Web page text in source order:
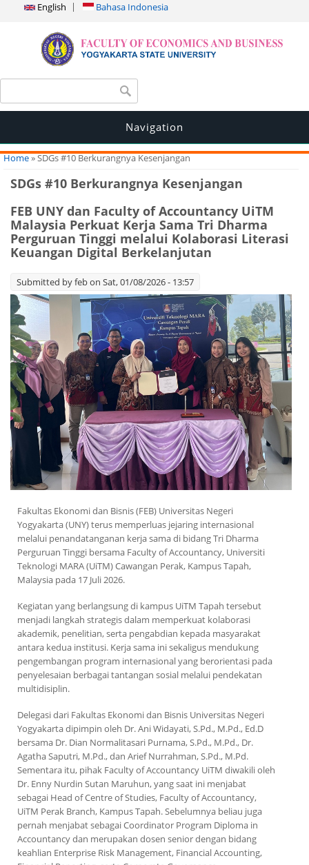
English Bahasa Indonesia
Search form
Navigation
You are here
Home» SDGs #10 Berkurangnya Kesenjangan
SDGs #10 Berkurangnya Kesenjangan
FEB UNY dan Faculty of Accountancy UiTM
Malaysia Perkuat Kerja Sama Tri Dharma
Perguruan Tinggi melalui Kolaborasi Literasi
Keuangan Digital Berkelanjutan
Submitted byfebon Sat, 01/08/2026 - 13:57
Fakultas Ekonomi dan Bisnis (FEB) Universitas Negeri
Yogyakarta (UNY) terus memperluas jejaring internasional
melalui penandatanganan kerja sama di bidang Tri Dharma
Perguruan Tinggi bersama Faculty of Accountancy, Universiti
Teknologi MARA (UiTM) Cawangan Perak, Kampus Tapah,
Malaysia pada 17 Juli 2026.
Kegiatan yang berlangsung di kampus UiTM Tapah tersebut
menjadi langkah strategis dalam memperkuat kolaborasi
akademik, penelitian, serta pengabdian kepada masyarakat
antara kedua institusi. Kerja sama ini sekaligus mendukung
pengembangan program internasional yang berorientasi pada
penyelesaian berbagai tantangan sosial melalui pendekatan
multidisiplin.
Delegasi dari Fakultas Ekonomi dan Bisnis Universitas Negeri
Yogyakarta dipimpin oleh Dr. Ani Widayati, S.Pd., M.Pd., Ed.D
bersama Dr. Dian Normalitasari Purnama, S.Pd., M.Pd., Dr.
Agatha Saputri, M.Pd., dan Arief Nurrahman, S.Pd., M.Pd.
Sementara itu, pihak Faculty of Accountancy UiTM diwakili oleh
Dr. Enny Nurdin Sutan Maruhun, yang saat ini menjabat
sebagai Head of Centre of Studies, Faculty of Accountancy,
UiTM Perak Branch, Kampus Tapah. Sebelumnya beliau juga
pernah menjabat sebagai Coordinator Program Diploma in
Accountancy dan merupakan dosen senior dengan bidang
keahlian Enterprise Risk Management, Financial Accounting,